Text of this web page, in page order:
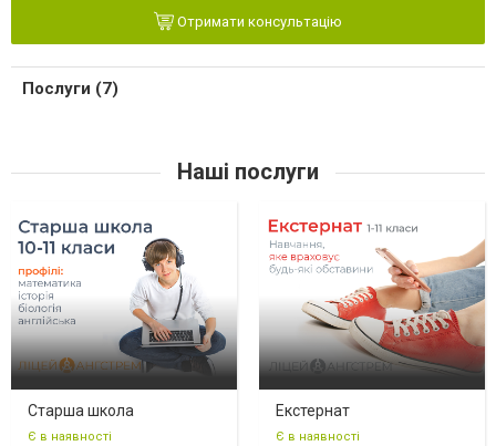
Отримати консультацію
Послуги (7)
Наші послуги
Старша школа
Є в наявності
Екстернат
Є в наявності